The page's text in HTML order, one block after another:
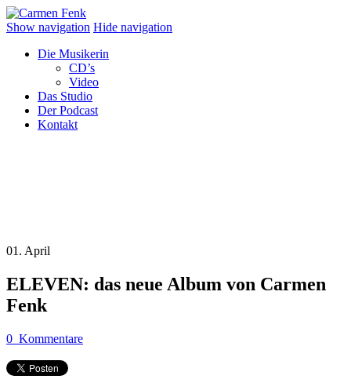
Show navigation Hide navigation
Die Musikerin
CD’s
Video
Das Studio
Der Podcast
Kontakt
01. April
ELEVEN: das neue Album von Carmen
Fenk
0 Kommentare